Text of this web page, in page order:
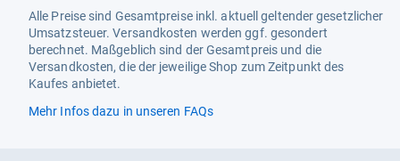
Alle Preise sind Gesamtpreise inkl. aktuell geltender gesetzlicher
Umsatzsteuer. Versandkosten werden ggf. gesondert
berechnet. Maßgeblich sind der Gesamtpreis und die
Versandkosten, die der jeweilige Shop zum Zeitpunkt des
Kaufes anbietet.
Mehr Infos dazu in unseren FAQs